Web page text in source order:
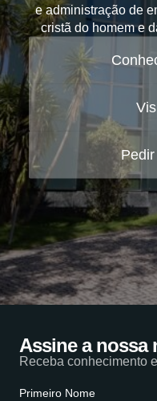
e administração de
cristã do homem e
Assine a nossa
Receba conhecimento
Primeiro Nome